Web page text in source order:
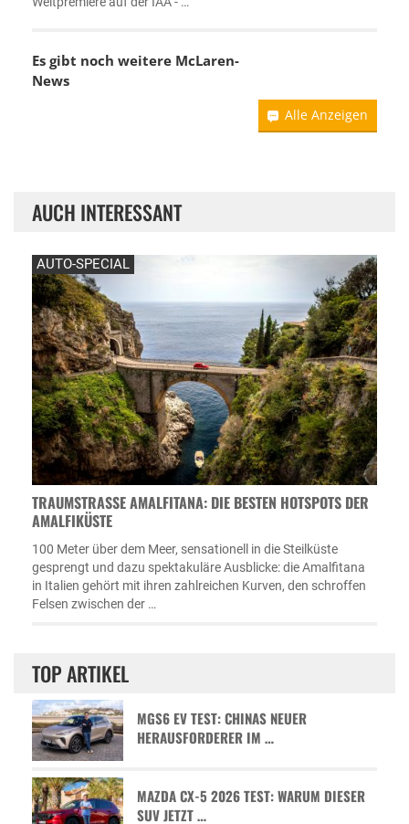
Es gibt noch weitere McLaren-
News
Alle Anzeigen
AUCH INTERESSANT
AUTO-SPECIAL
TRAUMSTRASSE AMALFITANA: DIE BESTEN HOTSPOTS DER A
MALFIKÜSTE
100 Meter über dem Meer, sensationell in die Steilküste
gesprengt und dazu spektakuläre Ausblicke: die Amalfitana
in Italien gehört mit ihren zahlreichen Kurven, den schroffen
Felsen zwischen der …
TOP ARTIKEL
MGS6 EV TEST: CHINAS NEUER
HERAUSFORDERER IM …
MAZDA CX-5 2026 TEST: WARUM DIESER
SUV JETZT …